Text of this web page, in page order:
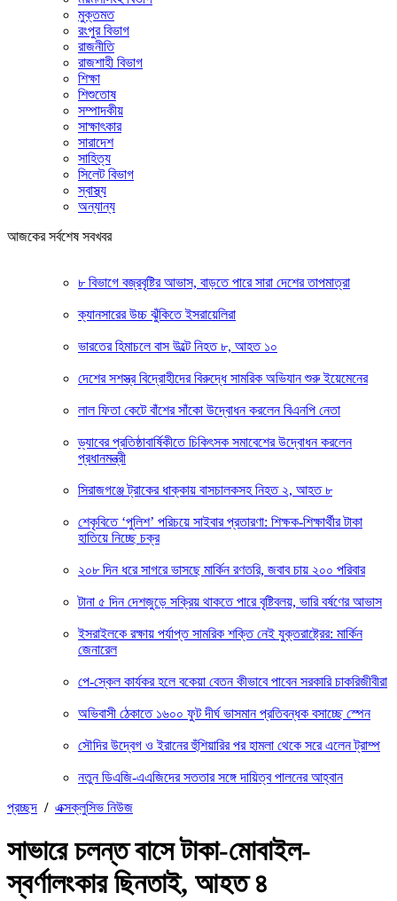
মুক্তমত
রংপুর বিভাগ
রাজনীতি
রাজশাহী বিভাগ
শিক্ষা
শিশুতোষ
সম্পাদকীয়
সাক্ষাৎকার
সারাদেশ
সাহিত্য
সিলেট বিভাগ
স্বাস্থ্য
অন্যান্য
আজকের সর্বশেষ সবখবর
৮ বিভাগে বজ্রবৃষ্টির আভাস, বাড়তে পারে সারা দেশের তাপমাত্রা
ক্যানসারের উচ্চ ঝুঁকিতে ইসরায়েলিরা
ভারতের হিমাচলে বাস উল্টে নিহত ৮, আহত ১০
দেশের সশস্ত্র বিদ্রোহীদের বিরুদ্ধে সামরিক অভিযান শুরু ইয়েমেনের
লাল ফিতা কেটে বাঁশের সাঁকো উদ্বোধন করলেন বিএনপি নেতা
ড্যাবের প্রতিষ্ঠাবার্ষিকীতে চিকিৎসক সমাবেশের উদ্বোধন করলেন
প্রধানমন্ত্রী
সিরাজগঞ্জে ট্রাকের ধাক্কায় বাসচালকসহ নিহত ২, আহত ৮
শেকৃবিতে ‘পুলিশ’ পরিচয়ে সাইবার প্রতারণা: শিক্ষক-শিক্ষার্থীর টাকা
হাতিয়ে নিচ্ছে চক্র
২০৮ দিন ধরে সাগরে ভাসছে মার্কিন রণতরি, জবাব চায় ২০০ পরিবার
টানা ৫ দিন দেশজুড়ে সক্রিয় থাকতে পারে বৃষ্টিবলয়, ভারি বর্ষণের আভাস
ইসরাইলকে রক্ষায় পর্যাপ্ত সামরিক শক্তি নেই যুক্তরাষ্ট্রের: মার্কিন
জেনারেল
পে-স্কেল কার্যকর হলে বকেয়া বেতন কীভাবে পাবেন সরকারি চাকরিজীবীরা
অভিবাসী ঠেকাতে ১৬০০ ফুট দীর্ঘ ভাসমান প্রতিবন্ধক বসাচ্ছে স্পেন
সৌদির উদ্বেগ ও ইরানের হুঁশিয়ারির পর হামলা থেকে সরে এলেন ট্রাম্প
নতুন ডিএজি-এএজিদের সততার সঙ্গে দায়িত্ব পালনের আহ্বান
প্রচ্ছদ / এক্সক্লুসিভ নিউজ
সাভারে চলন্ত বাসে টাকা-মোবাইল-
স্বর্ণালংকার ছিনতাই, আহত ৪